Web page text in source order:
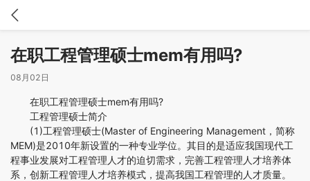
在职工程管理硕士mem有用吗?
08月02日
在职工程管理硕士mem有用吗?
工程管理硕士简介
(1)工程管理硕士(Master of Engineering Management，简称
MEM)是2010年新设置的一种专业学位。其目的是适应我国现代工
程事业发展对工程管理人才的迫切需求，完善工程管理人才培养体
系，创新工程管理人才培养模式，提高我国工程管理的人才质量。